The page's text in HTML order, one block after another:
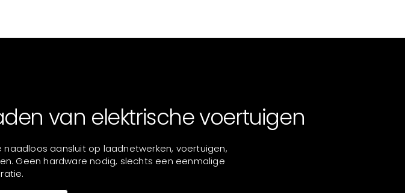
van elektrische voertuigen
aansluit op laadnetwerken, voertuigen,
Geen hardware nodig, slechts een eenmalige